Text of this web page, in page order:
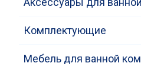
Комплектующие
Мебель для ванной